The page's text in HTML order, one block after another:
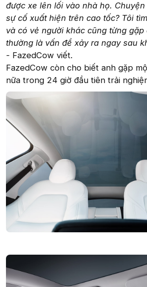
được xe lên lối vào nhà họ.
sự cố xuất hiện trên cao tốc? Tôi
và có vẻ người khác cũng từng
thường là vấn đề xảy ra ngay sau
- FazedCow viết.
FazedCow còn cho biết anh gặp
nữa trong 24 giờ đầu tiên trải